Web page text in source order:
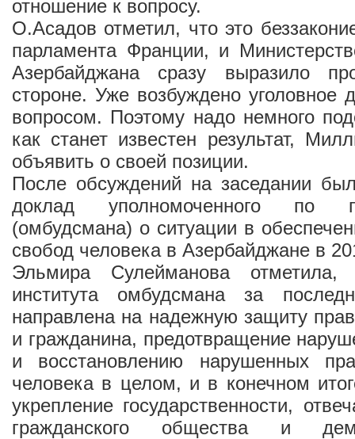
отношение к вопросу.
О.Асадов отметил, что это
парламента Франции, и
Азербайджана сразу выразило
стороне. Уже возбуждено уголовное
вопросом. Поэтому надо немного
как станет известен результат,
объявить о своей позиции.
После обсуждений на заседании
доклад уполномоченного по
(омбудсмана) о ситуации в
свобод человека в Азербайджане в
Эльмира Сулейманова отметила,
института омбудсмана за
направлена на надежную защиту
и гражданина, предотвращение
и восстановлению нарушенных
человека в целом, и в конечном
укрепление государственности,
гражданского общества и